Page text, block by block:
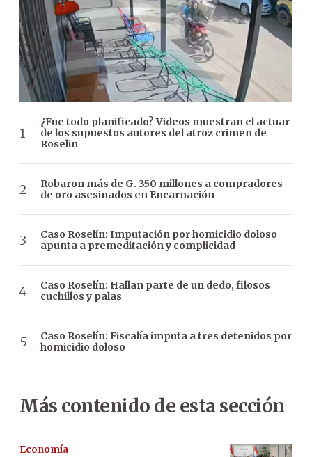
¿Fue todo planificado? Videos muestran el actuar
de los supuestos autores del atroz crimen de
Roselin
Robaron más de G. 350 millones a compradores
de oro asesinados en Encarnación
Caso Roselín: Imputación por homicidio doloso
apunta a premeditación y complicidad
Caso Roselín: Hallan parte de un dedo, filosos
cuchillos y palas
Caso Roselín: Fiscalía imputa a tres detenidos por
homicidio doloso
Más contenido de esta sección
Economía